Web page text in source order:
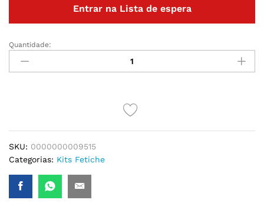
Entrar na Lista de espera
KIT
TIAZINHA
COM
Quantidade:
SKU: 0000000009515
Categorias: Kits Fetiche